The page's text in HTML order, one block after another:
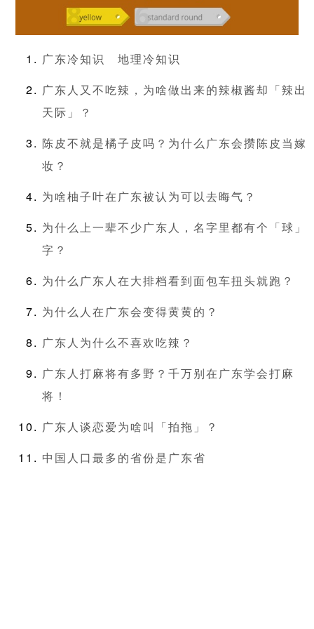
广东冷知识
地理冷知识
广东人又不吃辣，为啥做出来的辣椒酱却「辣出
天际」？
陈皮不就是橘子皮吗？为什么广东会攒陈皮当嫁
妆？
为啥柚子叶在广东被认为可以去晦气？
为什么上一辈不少广东人，名字里都有个「球」
字？
为什么广东人在大排档看到面包车扭头就跑？
为什么人在广东会变得黄黄的？
广东人为什么不喜欢吃辣？
广东人打麻将有多野？千万别在广东学会打麻
将！
广东人谈恋爱为啥叫「拍拖」？
中国人口最多的省份是广东省